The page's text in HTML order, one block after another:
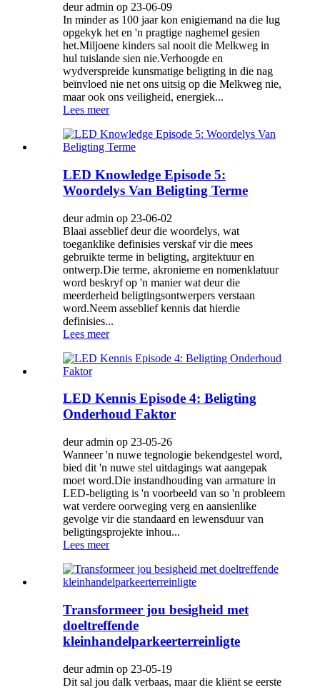
deur admin op 23-06-09
In minder as 100 jaar kon enigiemand na die lug
opgekyk het en 'n pragtige naghemel gesien
het.Miljoene kinders sal nooit die Melkweg in
hul tuislande sien nie.Verhoogde en
wydverspreide kunsmatige beligting in die nag
beïnvloed nie net ons uitsig op die Melkweg nie,
maar ook ons ​​veiligheid, energiek...
Lees meer
LED Knowledge Episode 5:
Woordelys Van Beligting Terme
deur admin op 23-06-02
Blaai asseblief deur die woordelys, wat
toeganklike definisies verskaf vir die mees
gebruikte terme in beligting, argitektuur en
ontwerp.Die terme, akronieme en nomenklatuur
word beskryf op 'n manier wat deur die
meerderheid beligtingsontwerpers verstaan ​​
word.Neem asseblief kennis dat hierdie
definisies...
Lees meer
LED Kennis Episode 4: Beligting
Onderhoud Faktor
deur admin op 23-05-26
Wanneer 'n nuwe tegnologie bekendgestel word,
bied dit 'n nuwe stel uitdagings wat aangepak
moet word.Die instandhouding van armature in
LED-beligting is 'n voorbeeld van so 'n probleem
wat verdere oorweging verg en aansienlike
gevolge vir die standaard en lewensduur van
beligtingsprojekte inhou...
Lees meer
Transformeer jou besigheid met
doeltreffende
kleinhandelparkeerterreinligte
deur admin op 23-05-19
Dit sal jou dalk verbaas, maar die kliënt se eerste